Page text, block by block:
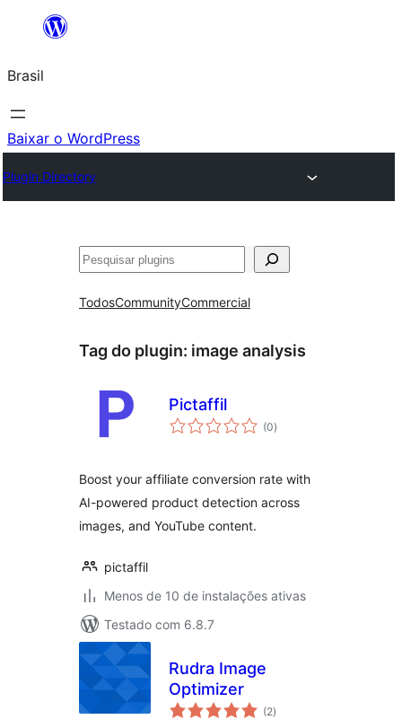
o
conteúdo
Brasil
Baixar o WordPress
Plugin Directory
Pesquisar
TodosCommunityCommercial
Tag do plugin: image analysis
Pictaffil
(0total
de
)
Boost your affiliate conversion rate with
AI-powered product detection across
images, and YouTube content.
pictaffil
Menos de 10 de instalações ativas
Testado com 6.8.7
Rudra Image
Optimizer
(2total
de
)